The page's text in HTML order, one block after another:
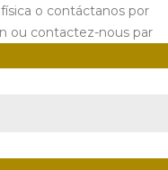
o contáctanos por
ou contactez-nous par